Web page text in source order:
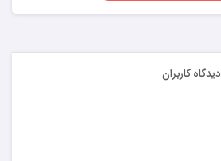
دیدگاه کاربران